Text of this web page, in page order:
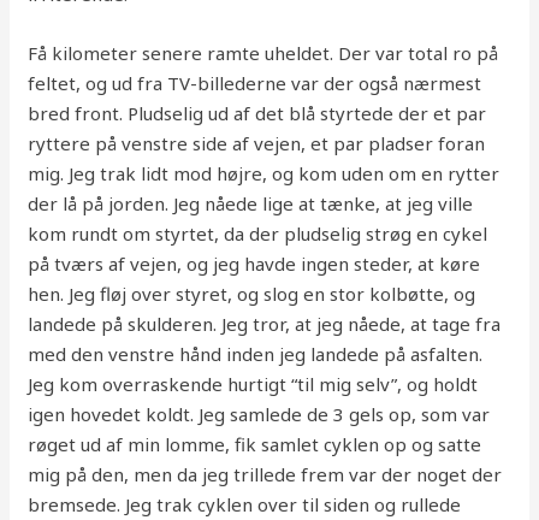
Få kilometer senere ramte uheldet. Der var total ro på
feltet, og ud fra TV-billederne var der også nærmest
bred front. Pludselig ud af det blå styrtede der et par
ryttere på venstre side af vejen, et par pladser foran
mig. Jeg trak lidt mod højre, og kom uden om en rytter
der lå på jorden. Jeg nåede lige at tænke, at jeg ville
kom rundt om styrtet, da der pludselig strøg en cykel
på tværs af vejen, og jeg havde ingen steder, at køre
hen. Jeg fløj over styret, og slog en stor kolbøtte, og
landede på skulderen. Jeg tror, at jeg nåede, at tage fra
med den venstre hånd inden jeg landede på asfalten.
Jeg kom overraskende hurtigt “til mig selv”, og holdt
igen hovedet koldt. Jeg samlede de 3 gels op, som var
røget ud af min lomme, fik samlet cyklen op og satte
mig på den, men da jeg trillede frem var der noget der
bremsede. Jeg trak cyklen over til siden og rullede